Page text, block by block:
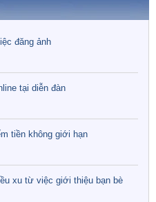
đăng ảnh
tại diễn đàn
tiền không giới hạn
xu từ việc giới thiệu bạn bè